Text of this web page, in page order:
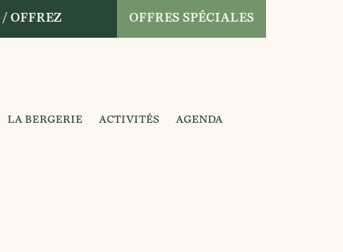
OFFREZ OFFRES SPÉCIALES
LA BERGERIE ACTIVITÉS AGENDA